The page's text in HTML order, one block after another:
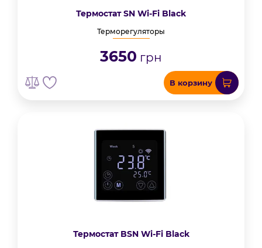
Термостат SN Wi-Fi Black
Терморегуляторы
3650 грн
В корзину
Термостат BSN Wi-Fi Black